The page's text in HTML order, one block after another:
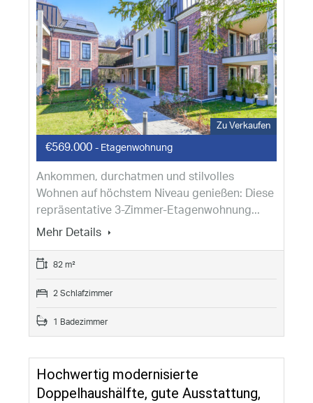
Zu Verkaufen
€569.000 - Etagenwohnung
Ankommen, durchatmen und stilvolles
Wohnen auf höchstem Niveau genießen: Diese
repräsentative 3-Zimmer-Etagenwohnung...
Mehr Details
82 m²
2 Schlafzimmer
1 Badezimmer
Hochwertig modernisierte
Doppelhaushälfte, gute Ausstattung,